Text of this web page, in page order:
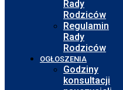
Rady
Rodziców
Regulamin
Rady
Rodziców
OGŁOSZENIA
Godziny
konsultacji